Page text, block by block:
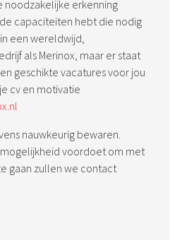
noodzakelijke erkenning
capaciteiten hebt die nodig
een wereldwijd,
als Merinox, maar er staat
geschikte vacatures voor jou
cv en motivatie
nauwkeurig bewaren.
voordoet om met
gaan zullen we contact